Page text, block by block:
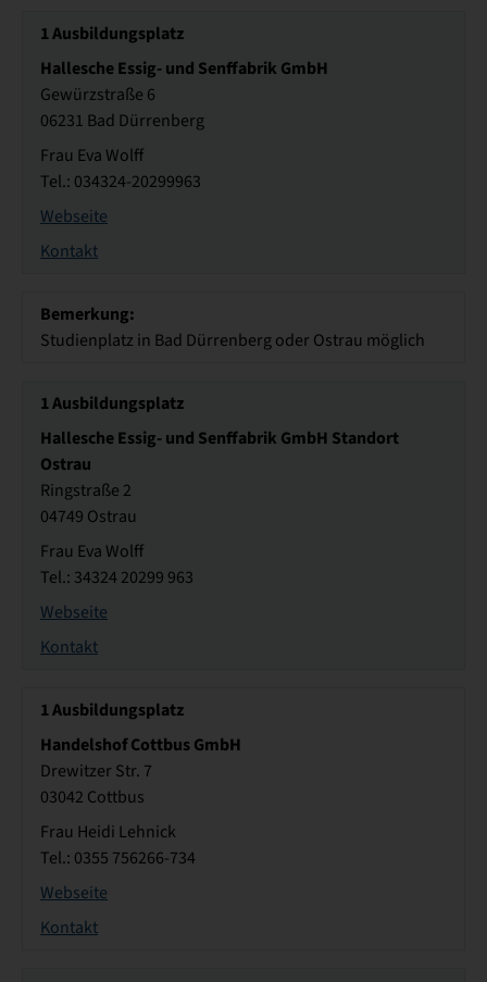
1Ausbildungsplatz
Hallesche Essig- und Senffabrik GmbH
Gewürzstraße 6
06231 Bad Dürrenberg
Frau Eva Wolff
Tel.: 034324-20299963
Webseite
Kontakt
Bemerkung:
Studienplatz in Bad Dürrenberg oder Ostrau möglich
1Ausbildungsplatz
Hallesche Essig- und Senffabrik GmbH Standort
Ostrau
Ringstraße 2
04749 Ostrau
Frau Eva Wolff
Tel.: 34324 20299 963
Webseite
Kontakt
1Ausbildungsplatz
Handelshof Cottbus GmbH
Drewitzer Str. 7
03042 Cottbus
Frau Heidi Lehnick
Tel.: 0355 756266-734
Webseite
Kontakt